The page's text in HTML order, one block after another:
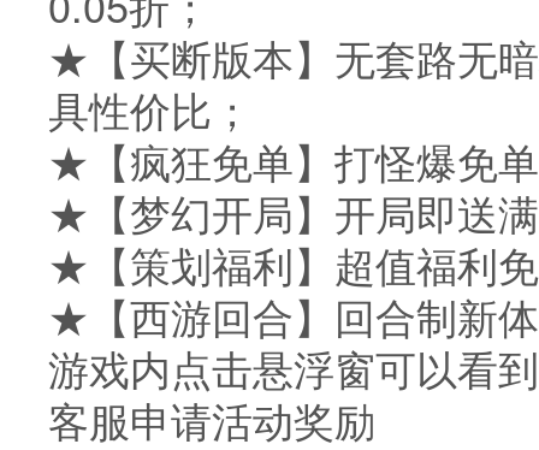
★【买断版本】无套路无
具性价比；
★【疯狂免单】打怪爆免
★【梦幻开局】开局即送
★【策划福利】超值福利
★【西游回合】回合制新
游戏内点击悬浮窗可以看
客服申请活动奖励